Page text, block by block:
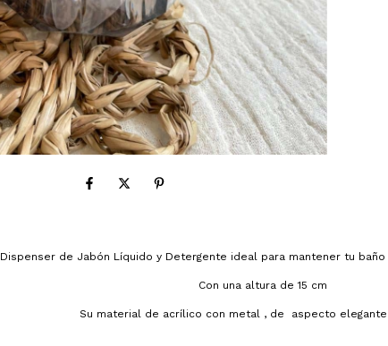
Dispenser de Jabón Líquido y Detergente ideal para mantener tu baño
Con una altura de 15 cm
Su material de acrílico con metal , de aspecto